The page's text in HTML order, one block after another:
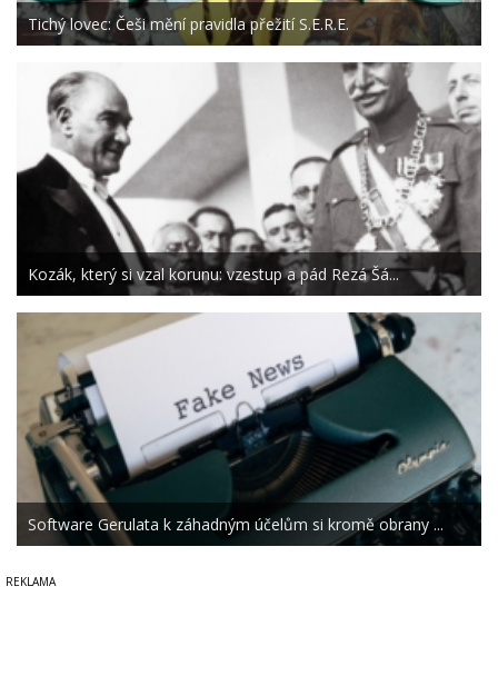
Tichý lovec: Češi mění pravidla přežití S.E.R.E.
Kozák, který si vzal korunu: vzestup a pád Rezá Šá...
Software Gerulata k záhadným účelům si kromě obrany ...